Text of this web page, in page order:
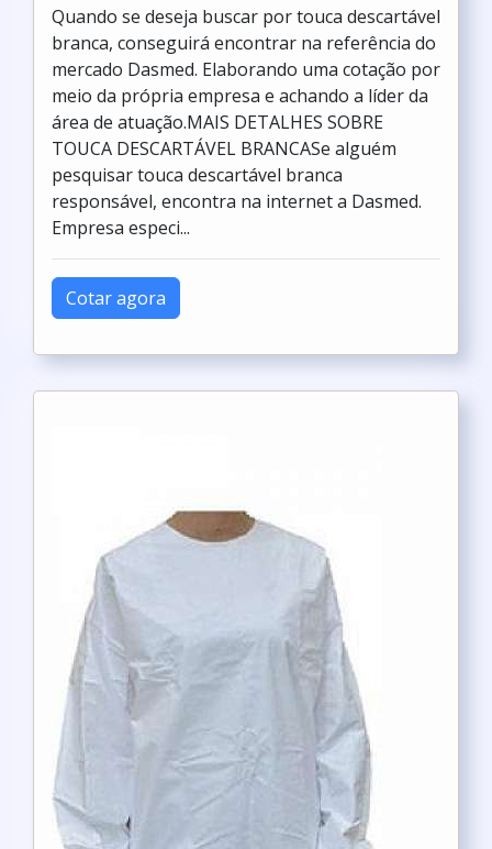
Quando se deseja buscar por touca descartável
branca, conseguirá encontrar na referência do
mercado Dasmed. Elaborando uma cotação por
meio da própria empresa e achando a líder da
área de atuação.MAIS DETALHES SOBRE
TOUCA DESCARTÁVEL BRANCASe alguém
pesquisar touca descartável branca
responsável, encontra na internet a Dasmed.
Empresa especi...
Cotar agora